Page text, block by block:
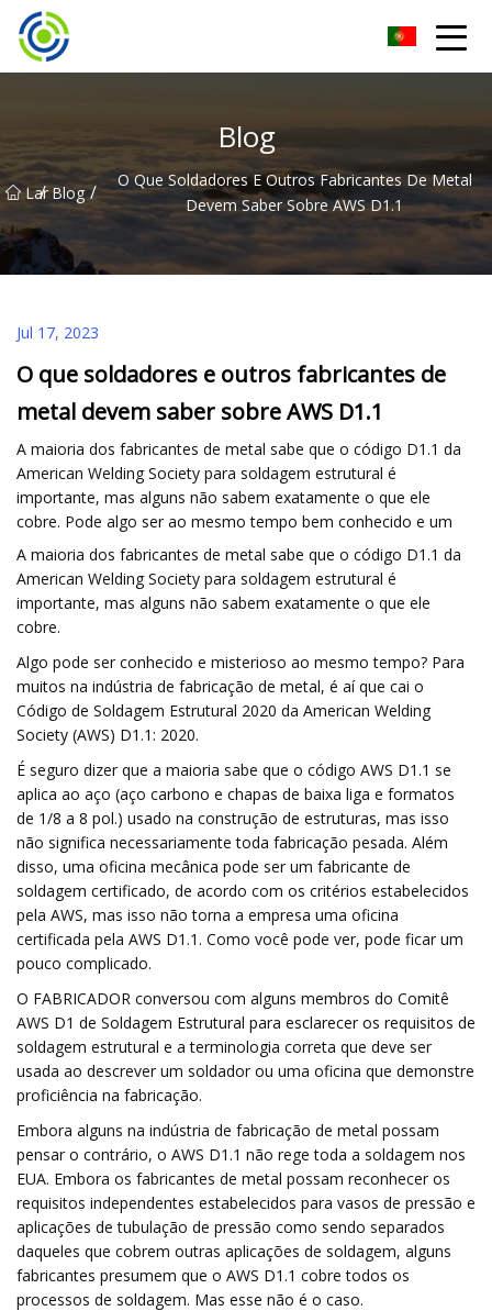
Blog
Lar
/ Blog /
O Que Soldadores E Outros Fabricantes De Metal
Devem Saber Sobre AWS D1.1
Jul 17, 2023
O que soldadores e outros fabricantes de
metal devem saber sobre AWS D1.1
A maioria dos fabricantes de metal sabe que o código D1.1 da
American Welding Society para soldagem estrutural é
importante, mas alguns não sabem exatamente o que ele
cobre. Pode algo ser ao mesmo tempo bem conhecido e um
A maioria dos fabricantes de metal sabe que o código D1.1 da
American Welding Society para soldagem estrutural é
importante, mas alguns não sabem exatamente o que ele
cobre.
Algo pode ser conhecido e misterioso ao mesmo tempo? Para
muitos na indústria de fabricação de metal, é aí que cai o
Código de Soldagem Estrutural 2020 da American Welding
Society (AWS) D1.1: 2020.
É seguro dizer que a maioria sabe que o código AWS D1.1 se
aplica ao aço (aço carbono e chapas de baixa liga e formatos
de 1/8 a 8 pol.) usado na construção de estruturas, mas isso
não significa necessariamente toda fabricação pesada. Além
disso, uma oficina mecânica pode ser um fabricante de
soldagem certificado, de acordo com os critérios estabelecidos
pela AWS, mas isso não torna a empresa uma oficina
certificada pela AWS D1.1. Como você pode ver, pode ficar um
pouco complicado.
O FABRICADOR conversou com alguns membros do Comitê
AWS D1 de Soldagem Estrutural para esclarecer os requisitos de
soldagem estrutural e a terminologia correta que deve ser
usada ao descrever um soldador ou uma oficina que demonstre
proficiência na fabricação.
Embora alguns na indústria de fabricação de metal possam
pensar o contrário, o AWS D1.1 não rege toda a soldagem nos
EUA. Embora os fabricantes de metal possam reconhecer os
requisitos independentes estabelecidos para vasos de pressão e
aplicações de tubulação de pressão como sendo separados
daqueles que cobrem outras aplicações de soldagem, alguns
fabricantes presumem que o AWS D1.1 cobre todos os
processos de soldagem. Mas esse não é o caso.